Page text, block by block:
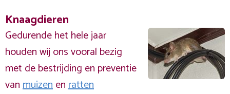
Knaagdieren
Gedurende het hele jaar
houden wij ons vooral bezig
met de bestrijding en preventie
vanmuizenenratten